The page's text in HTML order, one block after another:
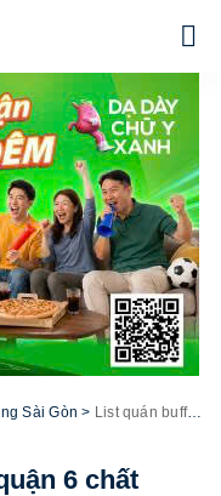
Sài Gòn > List quán buffet hải sản quận 6 chất lượng, đồ ăn siêu phong phú
6 chất